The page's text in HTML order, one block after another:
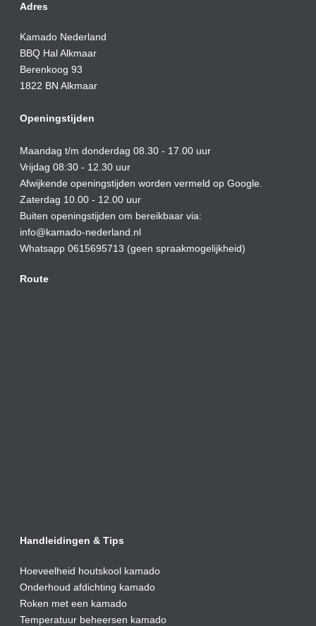
Adres
Kamado Nederland
BBQ Hal Alkmaar
Berenkoog 93
1822 BN Alkmaar
Openingstijden
Maandag t/m donderdag 08.30 - 17.00 uur
Vrijdag 08:30 - 12.30 uur
Afwijkende openingstijden worden vermeld op Google.
Zaterdag 10.00 - 12.00 uur
Buiten openingstijden om bereikbaar via:
info@kamado-nederland.nl
Whatsapp 0615695713 (geen spraakmogelijkheid)
Route
Handleidingen & Tips
Hoeveelheid houtskool kamado
Onderhoud afdichting kamado
Roken met een kamado
Temperatuur beheersen kamado